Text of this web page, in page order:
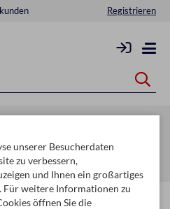
Registrieren
& Papeterie
Geschenktaschen
unserer Besucherdaten
zu verbessern,
und Ihnen ein großartiges
Für weitere Informationen zu
öffnen Sie die